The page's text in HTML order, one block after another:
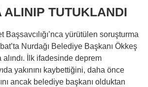
ALINIP TUTUKLANDI
Başsavcılığı’nca yürütülen soruşturma
Nurdağı Belediye Başkanı Ökkeş
alındı. İlk ifadesinde deprem
yakınını kaybettiğini, daha önce
ancak belediye başkanı olduktan